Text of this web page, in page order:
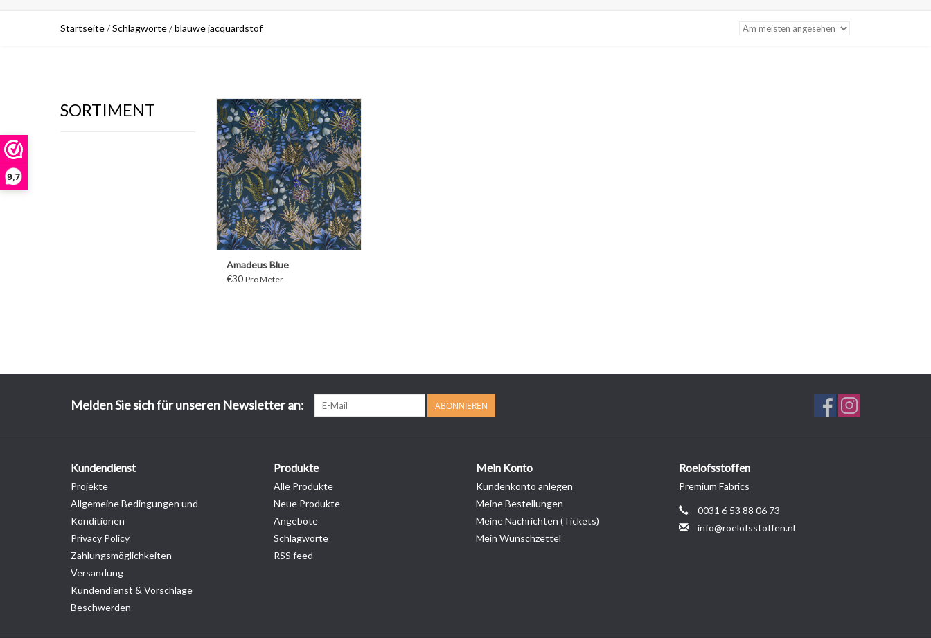
9,7
Startseite/Schlagworte/blauwe jacquardstof
SORTIMENT
WEITER
Amadeus Blue
€30 Pro Meter
Melden Sie sich für unseren Newsletter an: ABONNIEREN
Kundendienst
Projekte
Allgemeine Bedingungen und
Konditionen
Privacy Policy
Zahlungsmöglichkeiten
Versandung
Kundendienst & Vörschlage
Beschwerden
Produkte
Alle Produkte
Neue Produkte
Angebote
Schlagworte
RSS feed
Mein Konto
Kundenkonto anlegen
Meine Bestellungen
Meine Nachrichten (Tickets)
Mein Wunschzettel
Roelofsstoffen
Premium Fabrics
0031 6 53 88 06 73
info@roelofsstoffen.nl